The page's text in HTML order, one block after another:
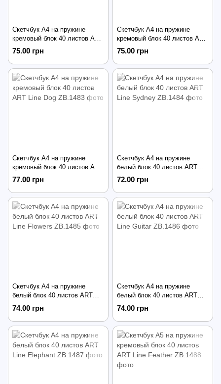
Скетчбук А4 на пружине
кремовый блок 40 листов ART
Line France
75.00 грн
Скетчбук А4 на пружине
кремовый блок 40 листов ART
Line Cat
75.00 грн
Скетчбук А4 на пружине
кремовый блок 40 листов ART
Line Dog
77.00 грн
Скетчбук А4 на пружине
белый блок 40 листов ART
Line Sydney
72.00 грн
Скетчбук А4 на пружине
белый блок 40 листов ART
Line Flowers
74.00 грн
Скетчбук А4 на пружине
белый блок 40 листов ART
Line Guitar
74.00 грн